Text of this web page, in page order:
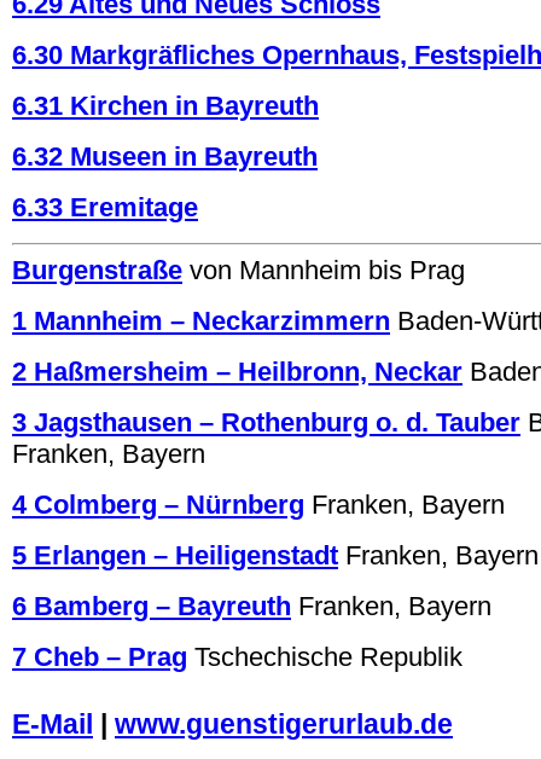
6.30 Markgräfliches Opernhaus,
6.31 Kirchen in Bayreuth
6.32 Museen in Bayreuth
6.33 Eremitage
Burgenstraße von Mannheim bis Prag
1 Mannheim – Neckarzimmern Baden-
2 Haßmersheim – Heilbronn, Neckar
3 Jagsthausen – Rothenburg o. d. Tauber
Franken, Bayern
4 Colmberg – Nürnberg Franken, Bayern
5 Erlangen – Heiligenstadt Franken, Bayern
6 Bamberg – Bayreuth Franken, Bayern
7 Cheb – Prag Tschechische Republik
E-Mail
www.guenstigerurlaub.de